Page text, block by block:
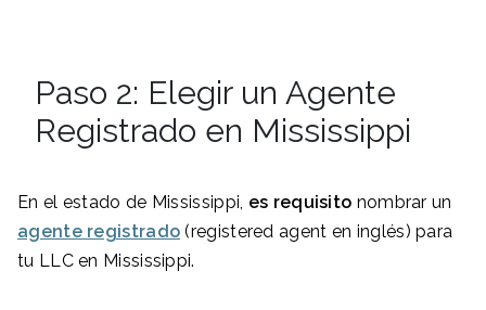
Paso 2: Elegir un Agente
Registrado en Mississippi
En el estado de Mississippi, es requisito nombrar un
agente registrado (registered agent en inglés) para
tu LLC en Mississippi.